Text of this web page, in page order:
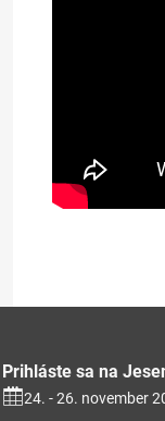
Prihláste sa na
24. - 26. november